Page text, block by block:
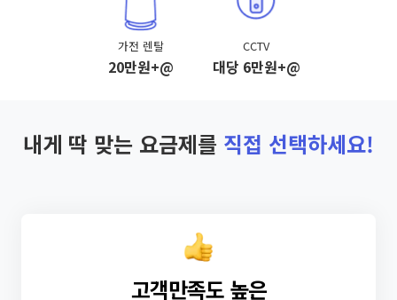
가전 렌탈
20만원+@
CCTV
대당 6만원+@
내게 딱 맞는 요금제를 직접 선택하세요!
고객만족도 높은